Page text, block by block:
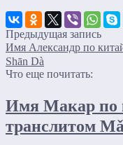
Предыдущая запись
Имя Александр по
Shān Dà
Что еще почитать:
Имя Макар по
транслитом